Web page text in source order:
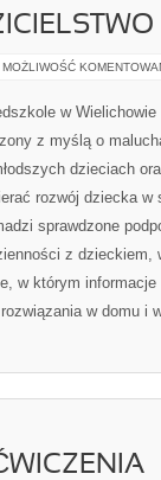
MOŻLIWOŚĆ
w
z myślą o
dzieciach
rozwój dziecka w
sprawdzone
z dzieckiem,
w którym informacje
w domu i